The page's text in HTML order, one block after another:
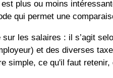
plus ou moins
qui permet une
les salaires : il s’agit
et des diverses
simple, ce qu'il faut